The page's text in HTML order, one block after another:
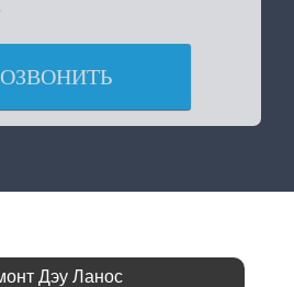
Дэу Ланос